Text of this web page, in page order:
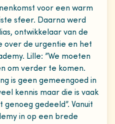
voor een warm
sfeer. Daarna werd
ontwikkelaar van de
over de urgentie en het
Lille: ”We moeten
om verder te komen.
is geen gemeengoed in
kennis maar die is vaak
gedeeld”. Vanuit
in op een brede